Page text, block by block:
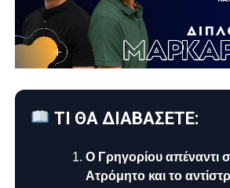
ΤΙ ΘΑ ΔΙΑΒΑΣΕΤΕ:
Ο Γρηγορίου απέναντι
Ατρόμητο και το